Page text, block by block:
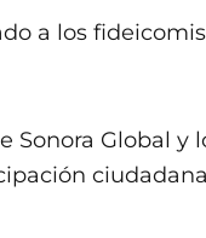
a los
Sonora Global y